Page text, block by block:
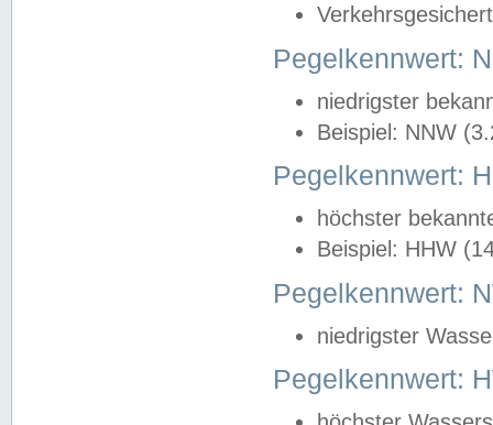
Pegelkennwert:
niedrigster
Beispiel: NNW
Pegelkennwert:
höchster
Beispiel: HHW
Pegelkennwert:
niedrigster
Pegelkennwert: